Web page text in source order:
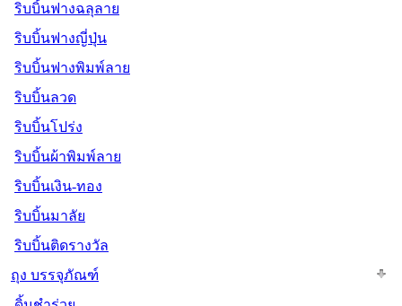
ริบบิ้นฟางฉลุลาย
ริบบิ้นฟางญี่ปุ่น
ริบบิ้นฟางพิมพ์ลาย
ริบบิ้นลวด
ริบบิ้นโปร่ง
ริบบิ้นผ้าพิมพ์ลาย
ริบบิ้นเงิน-ทอง
ริบบิ้นมาลัย
ริบบิ้นติดรางวัล
ถุง บรรจุภัณฑ์